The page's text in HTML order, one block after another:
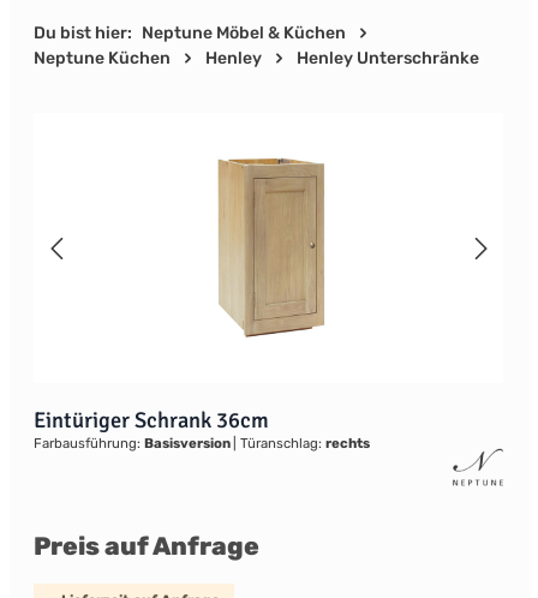
Du bist hier: Neptune Möbel & Küchen
Neptune Küchen
Henley Henley Unterschränke
Eintüriger Schrank 36cm
Farbausführung: Basisversion Türanschlag: rechts
Preis auf Anfrage